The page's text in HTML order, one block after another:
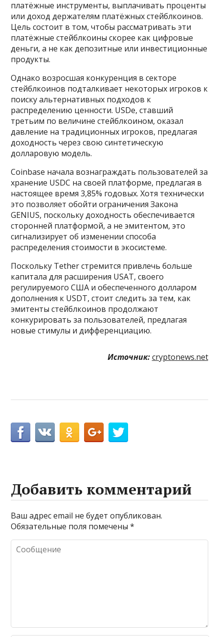
платёжные инструменты, выплачивать проценты
или доход держателям платёжных стейблкоинов.
Цель состоит в том, чтобы рассматривать эти
платёжные стейблкоины скорее как цифровые
деньги, а не как депозитные или инвестиционные
продукты.
Однако возросшая конкуренция в секторе
стейблкоинов подталкивает некоторых игроков к
поиску альтернативных подходов к
распределению ценности. USDe, ставший
третьим по величине стейблкоином, оказал
давление на традиционных игроков, предлагая
доходность через свою синтетическую
долларовую модель.
Coinbase начала вознаграждать пользователей за
хранение USDC на своей платформе, предлагая в
настоящее время 3,85% годовых. Хотя технически
это позволяет обойти ограничения Закона
GENIUS, поскольку доходность обеспечивается
сторонней платформой, а не эмитентом, это
сигнализирует об изменении способа
распределения стоимости в экосистеме.
Поскольку Tether стремится привлечь больше
капитала для расширения USAT, своего
регулируемого США и обеспеченного долларом
дополнения к USDT, стоит следить за тем, как
эмитенты стейблкоинов продолжают
конкурировать за пользователей, предлагая
новые стимулы и дифференциацию.
Источник: cryptonews.net
Добавить комментарий
Ваш адрес email не будет опубликован.
Обязательные поля помечены*